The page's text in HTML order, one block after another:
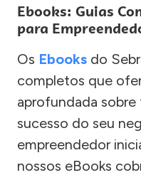
Ebooks: Guias
para
Os Ebooks do
completos que
aprofundada sobre
sucesso do seu
empreendedor
nossos eBooks